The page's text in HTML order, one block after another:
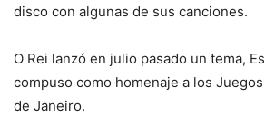
disco con algunas de sus canciones.
O Rei lanzó en julio pasado un tema,
compuso como homenaje a los
de Janeiro.